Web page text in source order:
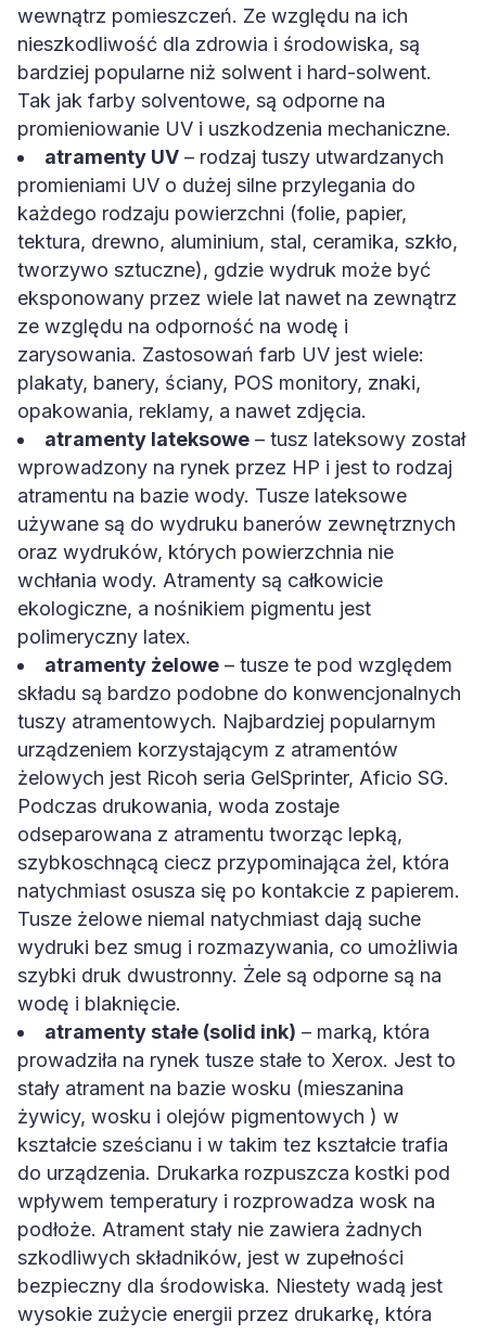
wewnątrz pomieszczeń. Ze względu na ich
nieszkodliwość dla zdrowia i środowiska, są
bardziej popularne niż solwent i hard-solwent.
Tak jak farby solventowe, są odporne na
promieniowanie UV i uszkodzenia mechaniczne.
atramenty UV – rodzaj tuszy utwardzanych
promieniami UV o dużej silne przylegania do
każdego rodzaju powierzchni (folie, papier,
tektura, drewno, aluminium, stal, ceramika, szkło,
tworzywo sztuczne), gdzie wydruk może być
eksponowany przez wiele lat nawet na zewnątrz
ze względu na odporność na wodę i
zarysowania. Zastosowań farb UV jest wiele:
plakaty, banery, ściany, POS monitory, znaki,
opakowania, reklamy, a nawet zdjęcia.
atramenty lateksowe – tusz lateksowy został
wprowadzony na rynek przez HP i jest to rodzaj
atramentu na bazie wody. Tusze lateksowe
używane są do wydruku banerów zewnętrznych
oraz wydruków, których powierzchnia nie
wchłania wody. Atramenty są całkowicie
ekologiczne, a nośnikiem pigmentu jest
polimeryczny latex.
atramenty żelowe – tusze te pod względem
składu są bardzo podobne do konwencjonalnych
tuszy atramentowych. Najbardziej popularnym
urządzeniem korzystającym z atramentów
żelowych jest Ricoh seria GelSprinter, Aficio SG.
Podczas drukowania, woda zostaje
odseparowana z atramentu tworząc lepką,
szybkoschnącą ciecz przypominająca żel, która
natychmiast osusza się po kontakcie z papierem.
Tusze żelowe niemal natychmiast dają suche
wydruki bez smug i rozmazywania, co umożliwia
szybki druk dwustronny. Żele są odporne są na
wodę i blaknięcie.
atramenty stałe (solid ink) – marką, która
prowadziła na rynek tusze stałe to Xerox. Jest to
stały atrament na bazie wosku (mieszanina
żywicy, wosku i olejów pigmentowych ) w
kształcie sześcianu i w takim tez kształcie trafia
do urządzenia. Drukarka rozpuszcza kostki pod
wpływem temperatury i rozprowadza wosk na
podłoże. Atrament stały nie zawiera żadnych
szkodliwych składników, jest w zupełności
bezpieczny dla środowiska. Niestety wadą jest
wysokie zużycie energii przez drukarkę, która